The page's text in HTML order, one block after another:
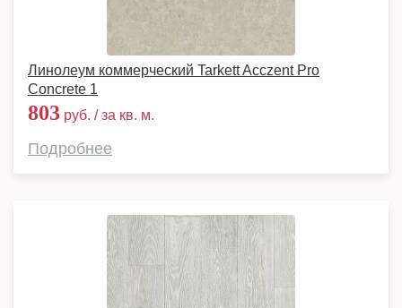
Линолеум коммерческий Tarkett Acczent Pro
Concrete 1
803 руб. / за кв. м.
Подробнее